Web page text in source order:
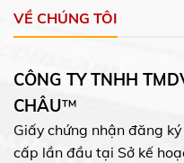
VỀ CHÚNG TÔI
CÔNG TY TNHH
CHÂU™
Giấy chứng nhận đăng
cấp lần đầu tại Sở kế